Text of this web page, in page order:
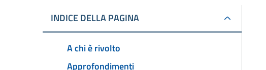
INDICE DELLA PAGINA
A chi è rivolto
Approfondimenti